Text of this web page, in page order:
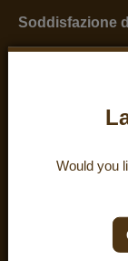
Soddisfazione
powered by
Would you